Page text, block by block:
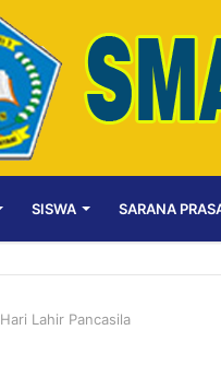
SISWA SARANA
Hari Lahir Pancasila